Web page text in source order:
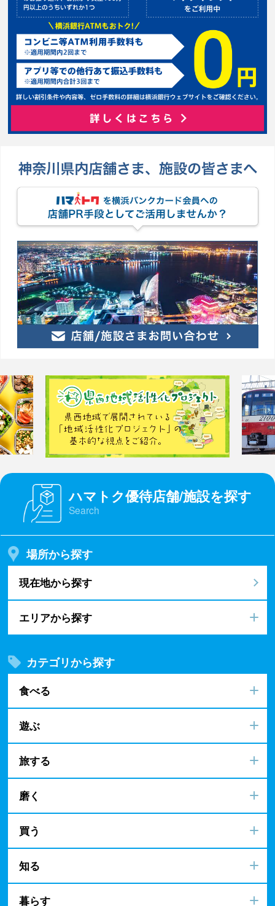
ハマトク優待店舗/施設を探す
Search
場所から探す
現在地から探す
エリアから探す
カテゴリから探す
食べる
遊ぶ
旅する
磨く
買う
知る
暮らす